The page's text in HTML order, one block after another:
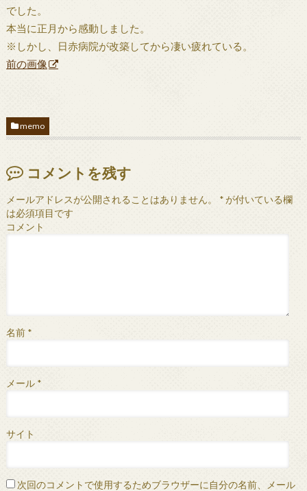
でした。
本当に正月から感動しました。
※しかし、日赤病院が改築してから凄い疲れている。
前の画像
memo
コメントを残す
メールアドレスが公開されることはありません。 *が付いている欄
は必須項目です
コメント
名前 *
メール *
サイト
次回のコメントで使用するためブラウザーに自分の名前、メール